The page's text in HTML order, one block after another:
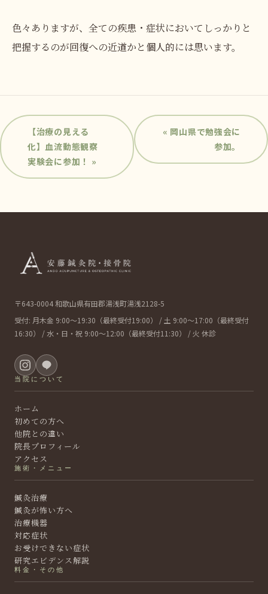
色々ありますが、全ての疾患・症状においてしっかりと
把握するのが回復への近道かと個人的には思います。
投
稿
ナ
ゲ
« 岡山県で勉強会に
参加。
【治療の見える
化】血流動態観察
実験会に参加！ »
〒643-0004 和歌山県有田郡湯浅町湯浅2128-5
受付: 月木金 9:00〜19:30（最終受付19:00） / 土 9:00〜17:00（最終受付
16:30） / 水・日・祝 9:00〜12:00（最終受付11:30） / 火 休診
当院について
ホーム
初めての方へ
他院との違い
院長プロフィール
アクセス
施術・メニュー
鍼灸治療
鍼灸が怖い方へ
治療機器
対応症状
お受けできない症状
研究エビデンス解説
料金・その他